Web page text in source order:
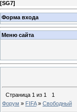
[SG7]
Форма входа
Меню сайта
Страница 1 из 1
1
Форум » FIFA » Свободный